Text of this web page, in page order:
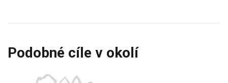
Podobné cíle v okolí